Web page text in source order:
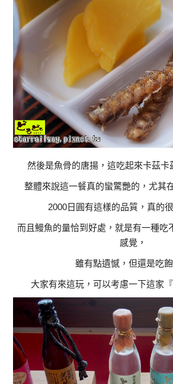
然後是魚骨的唐揚，這吃起來卡茲卡
整體來說這一餐真的蠻驚艷的，尤其
2000日圓有這樣的品質，真的
而且鰻魚的量恰到好處，就是有一種吃
感覺，
雖有點遺憾，但還是吃飽
大家有來這玩，可以考慮一下這家